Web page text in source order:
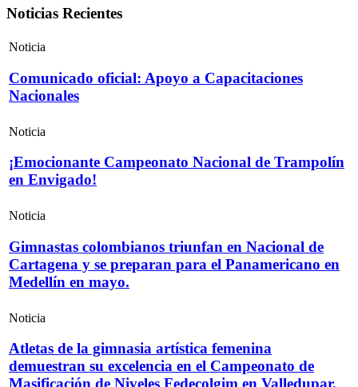
Noticias Recientes
Noticia
Comunicado oficial: Apoyo a Capacitaciones
Nacionales
Noticia
¡Emocionante Campeonato Nacional de Trampolín
en Envigado!
Noticia
Gimnastas colombianos triunfan en Nacional de
Cartagena y se preparan para el Panamericano en
Medellín en mayo.
Noticia
Atletas de la gimnasia artística femenina
demuestran su excelencia en el Campeonato de
Masificación de Niveles Fedecolgim en Valledupar.